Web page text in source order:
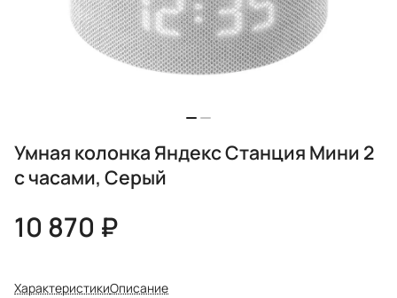
Умная колонка Яндекс Станция Мини 2
с часами, Серый
10 870 ₽
ХарактеристикиОписание